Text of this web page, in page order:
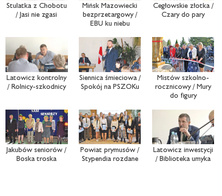
Stulatka z Chobotu
/ Jasi nie zgasi
Mińsk Mazowiecki
bezprzetargowy /
EBU ku niebu
Cegłowskie złotka /
Czary do pary
Latowicz kontrolny
/ Rolnicy-szkodnicy
Siennica śmieciowa /
Spokój na PSZOKu
Mistów szkolno-
rocznicowy / Mury
do figury
Jakubów seniorów /
Boska troska
Powiat prymusów /
Stypendia rozdane
Latowicz inwestycji
/ Biblioteka umyka